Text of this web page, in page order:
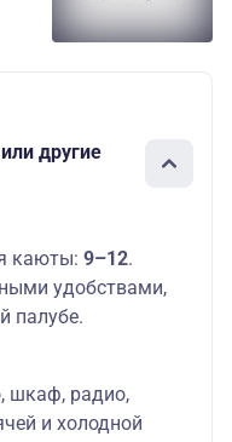
другие
каюты: 9–12.
удобствами,
палубе.
шкаф, радио,
и холодной